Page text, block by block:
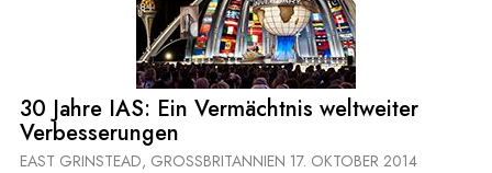
30 Jahre IAS: Ein Vermächtnis weltweiter
Verbesserungen
EAST GRINSTEAD, GROSSBRITANNIEN 17. OKTOBER 2014